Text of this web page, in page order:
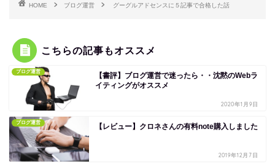
HOME ブログ運営 グーグルアドセンスに５記事で合格した話
こちらの記事もオススメ
ブログ運営
【書評】ブログ運営で迷ったら・・沈黙のWebラ
イティングがオススメ
2020年1月9日
ブログ運営 【レビュー】クロネさんの有料note購入しました
2019年12月7日